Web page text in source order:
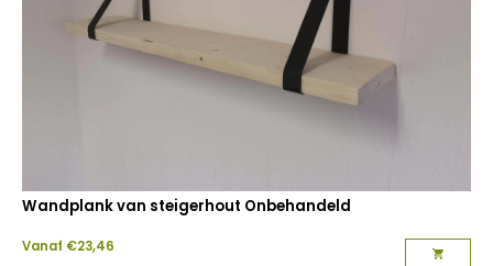
Wandplank van steigerhout Onbehandeld
Vanaf €23,46